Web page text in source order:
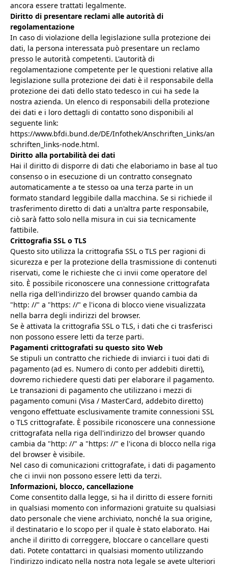
ancora essere trattati legalmente.
Diritto di presentare reclami alle autorità di
regolamentazione
In caso di violazione della legislazione sulla protezione dei
dati, la persona interessata può presentare un reclamo
presso le autorità competenti. L'autorità di
regolamentazione competente per le questioni relative alla
legislazione sulla protezione dei dati è il responsabile della
protezione dei dati dello stato tedesco in cui ha sede la
nostra azienda. Un elenco di responsabili della protezione
dei dati e i loro dettagli di contatto sono disponibili al
seguente link:
https://www.bfdi.bund.de/DE/Infothek/Anschriften_Links/an
schriften_links-node.html.
Diritto alla portabilità dei dati
Hai il diritto di disporre di dati che elaboriamo in base al tuo
consenso o in esecuzione di un contratto consegnato
automaticamente a te stesso oa una terza parte in un
formato standard leggibile dalla macchina. Se si richiede il
trasferimento diretto di dati a un'altra parte responsabile,
ciò sarà fatto solo nella misura in cui sia tecnicamente
fattibile.
Crittografia SSL o TLS
Questo sito utilizza la crittografia SSL o TLS per ragioni di
sicurezza e per la protezione della trasmissione di contenuti
riservati, come le richieste che ci invii come operatore del
sito. È possibile riconoscere una connessione crittografata
nella riga dell'indirizzo del browser quando cambia da
"http: //" a "https: //" e l'icona di blocco viene visualizzata
nella barra degli indirizzi del browser.
Se è attivata la crittografia SSL o TLS, i dati che ci trasferisci
non possono essere letti da terze parti.
Pagamenti crittografati su questo sito Web
Se stipuli un contratto che richiede di inviarci i tuoi dati di
pagamento (ad es. Numero di conto per addebiti diretti),
dovremo richiedere questi dati per elaborare il pagamento.
Le transazioni di pagamento che utilizzano i mezzi di
pagamento comuni (Visa / MasterCard, addebito diretto)
vengono effettuate esclusivamente tramite connessioni SSL
o TLS crittografate. È possibile riconoscere una connessione
crittografata nella riga dell'indirizzo del browser quando
cambia da "http: //" a "https: //" e l'icona di blocco nella riga
del browser è visibile.
Nel caso di comunicazioni crittografate, i dati di pagamento
che ci invii non possono essere letti da terzi.
Informazioni, blocco, cancellazione
Come consentito dalla legge, si ha il diritto di essere forniti
in qualsiasi momento con informazioni gratuite su qualsiasi
dato personale che viene archiviato, nonché la sua origine,
il destinatario e lo scopo per il quale è stato elaborato. Hai
anche il diritto di correggere, bloccare o cancellare questi
dati. Potete contattarci in qualsiasi momento utilizzando
l'indirizzo indicato nella nostra nota legale se avete ulteriori